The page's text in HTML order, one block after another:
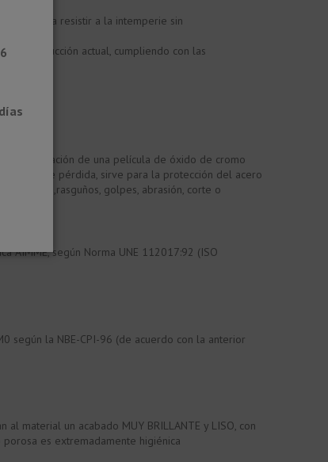
para resistir a la intemperie sin
construcción actual, cumpliendo con las
La formación de una película de óxido de cromo
caso de pérdida, sirve para la protección del acero
(p.ej.,rasguños, golpes, abrasión, corte o
AIMME, según Norma UNE 112017:92 (ISO
según la NBE-CPI-96 (de acuerdo con la anterior
material un acabado MUY BRILLANTE y LISO, con
es extremadamente higiénica